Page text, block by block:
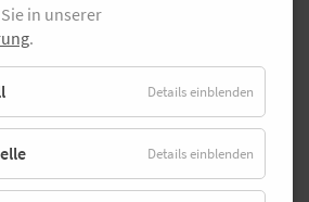
„ein voller Bauch trainiert
Arbeiten Magen und Verdauung
mehr Sauerstoff – und dadurch
Außerdem liegt Essen
Magen. Das belastet die
– alles zieht nach
aber zieht beim Ausatmen nach
in unserer
.
Details einblenden
Details einblenden